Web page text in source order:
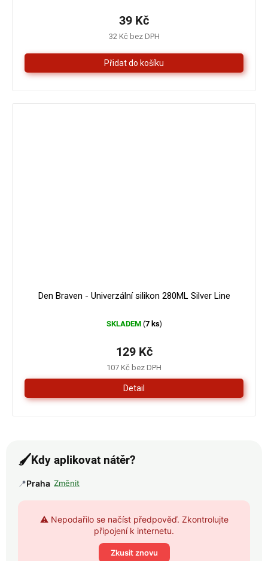
je
z
5
hvězdiček.
32 Kč bez DPH
39 Kč
Den Braven - Univerzální silikon 280ML Silver Line
SKLADEM (7 ks)
107 Kč bez DPH
129 Kč
Detail
🖌️Kdy aplikovat nátěr?
📍Praha Změnit
⚠️ Nepodařilo se načíst předpověď. Zkontrolujte
připojení k internetu.
Zkusit znovu